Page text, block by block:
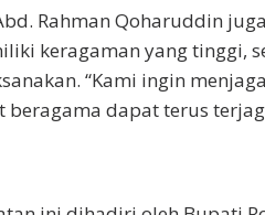
Rahman Qoharuddin
keragaman yang tinggi,
“Kami ingin
beragama dapat terus